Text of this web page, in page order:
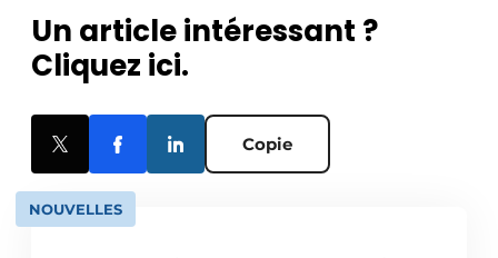
Un article intéressant ?
Cliquez ici.
Copie
NOUVELLES